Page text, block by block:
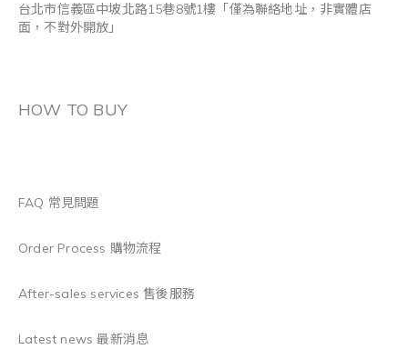
台北市信義區中坡北路15巷8號1樓「僅為聯絡地址，非實體店
面，不對外開放」
HOW TO BUY
FAQ 常見問題
Order Process 購物流程
After-sales services 售後服務
Latest news 最新消息